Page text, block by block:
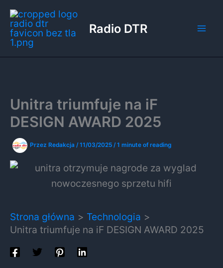
Przejdź
do
treści
Radio DTR
Unitra triumfuje na iF
DESIGN AWARD 2025
Przez Redakcja /11/03/2025 /1 minute of reading
Strona główna
Technologia
Unitra triumfuje na iF DESIGN AWARD 2025